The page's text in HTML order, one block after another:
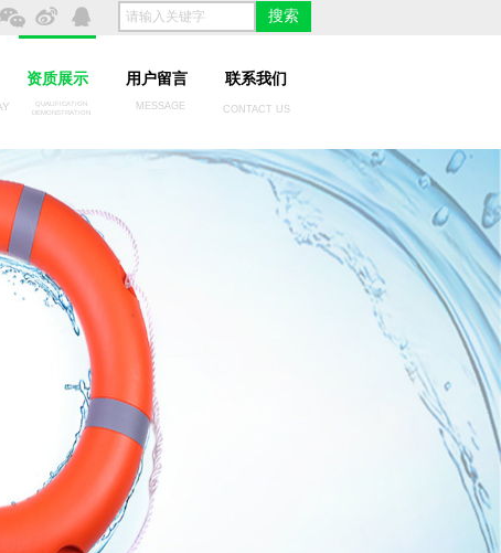
资质展示 用户留言 联系我们
搜索
QUALIFICATION
DEMONSTRATION
MESSAGE CONTACT US